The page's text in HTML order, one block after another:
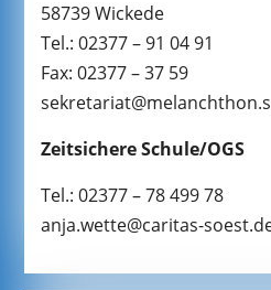
58739 Wickede
Tel.: 02377 – 91 04 91
Fax: 02377 – 37 59
Zeitsichere Schule/OGS
Tel.: 02377 – 78 499
anja.wette@caritas-